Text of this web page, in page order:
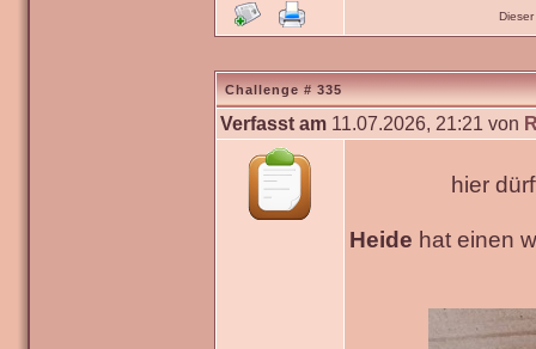
Challenge # 335
Verfasst am 11.07.2026, 21:21 von
hier
Heide hat einen